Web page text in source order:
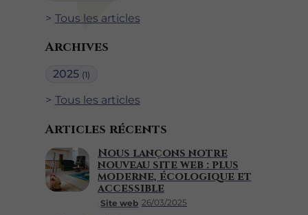
Tous les articles
Archives
2025 (1)
Tous les articles
Articles récents
Site web 26/03/2025
Nous lançons notre
nouveau site web : plus
moderne, écologique et
accessible